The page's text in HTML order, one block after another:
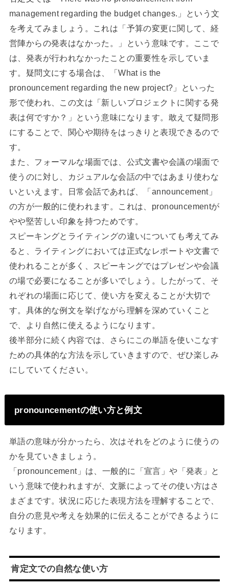
management regarding the budget changes.」という文
を考えてみましょう。これは「予算の変更に関して、経
営陣からの発表はなかった。」という意味です。ここで
は、発表が行われなかったことの重要性を示していま
す。疑問文にする場合は、「What is the
pronouncement regarding the new project?」といった
形で使われ、この文は「新しいプロジェクトに関する発
表は何ですか？」という意味になります。敢えて疑問形
にすることで、関心や期待をはっきりと表現できるので
す。
また、フォーマルな場面では、公式文書や会議の場面で
使うのに対し、カジュアルな会話の中ではあまり使わな
いといえます。日常会話であれば、「announcement」
の方が一般的に使われます。これは、pronouncementが
やや堅苦しい印象を持つためです。
スピーキングとライティングの違いについても考えてみ
ると、ライティングにおいては正式なレポートや文書で
使われることが多く、スピーキングではプレゼンや会議
の場で必要になることが多いでしょう。したがって、そ
れぞれの場面に応じて、使い方を変えることが大切で
す。具体的な例文を挙げながら理解を深めていくこと
で、より自然に使えるようになります。
後半部分に続く内容では、さらにこの単語を使いこなす
ための具体的な方法を示していきますので、ぜひ楽しみ
にしていてください。
pronouncementの使い方と例文
単語の意味が分かったら、次はそれをどのように使うの
かを見ていきましょう。
「pronouncement」は、一般的に「宣言」や「発表」と
いう意味で使われますが、文脈によってその使い方はさ
まざまです。状況に応じた表現方法を理解することで、
自分の意見や考えを効果的に伝えることができるように
なります。
肯定文での自然な使い方